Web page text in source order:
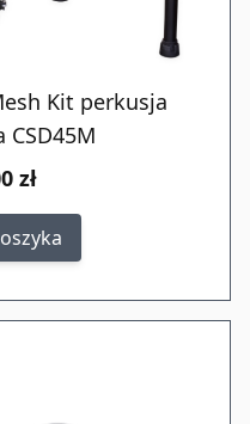
Kit perkusja
zł